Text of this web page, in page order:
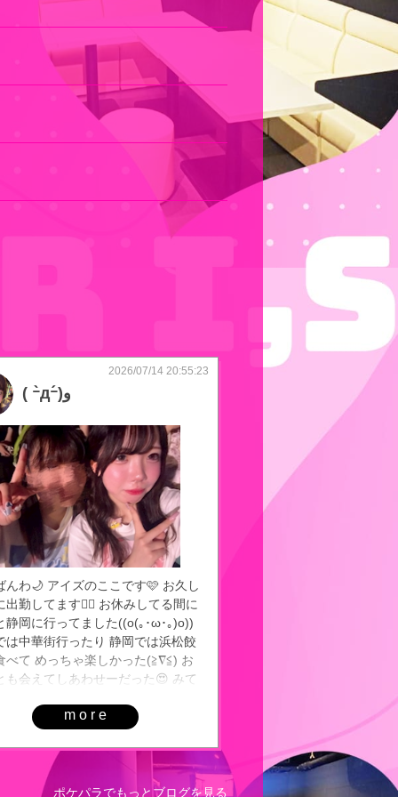
( ｰ̀дｰ́)و
2026/07/14 20:55:23
んわ🌙 アイズのここです🩷 お久し
出勤してます🖐🏻 お休みしてる間に
静岡に行ってました((o(｡･ω･｡)o))
は中華街行ったり 静岡では浜松餃
べて めっちゃ楽しかった(≧∇≦) お
も会えてしあわせーだった😍 みて
っちゃ汗かいた💦 お店、涼しくて
more
ポケパラでもっとブログを見る